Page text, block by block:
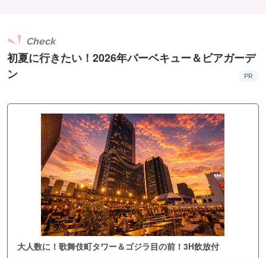
初夏に行きたい！2026年バーベキュー＆ビアガーデ
ン
Check
PR
大人数に！歌舞伎町タワー＆ゴジラ目の前！3H飲放付